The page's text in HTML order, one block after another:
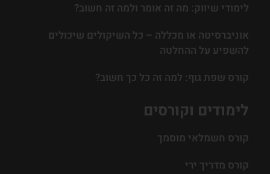
לימודים וקורסים
קורס חשמלאי מוסמך
קורס מדריך ירי
לימודי שיווק: מה זה אומר ולמה זה חשוב?
אוניברסיטה או מכללה – כל השיקולים שיכולים
להשפיע על ההחלטה
קורס שפת גוף: למה זה כל כך חשוב?